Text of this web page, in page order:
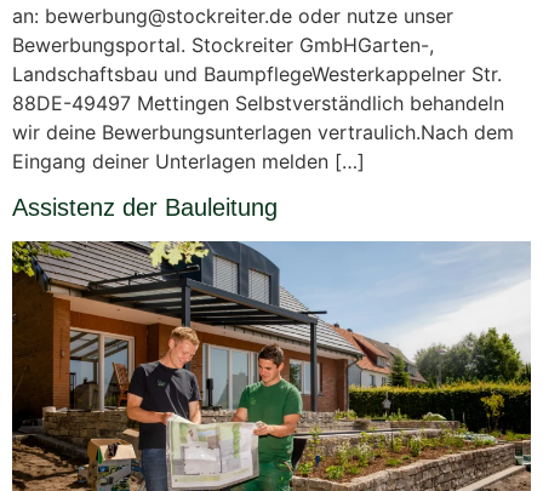
an: bewerbung@stockreiter.de oder nutze unser
Bewerbungsportal. Stockreiter GmbHGarten-,
Landschaftsbau und BaumpflegeWesterkappelner Str.
88DE-49497 Mettingen Selbstverständlich behandeln
wir deine Bewerbungsunterlagen vertraulich.Nach dem
Eingang deiner Unterlagen melden […]
Assistenz der Bauleitung